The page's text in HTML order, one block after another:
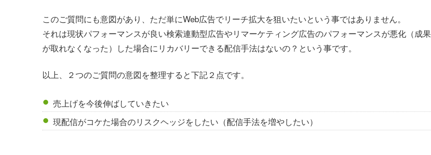
このご質問にも意図があり、ただ単にWeb広告でリーチ拡大を狙いたいという事ではありません。
それは現状パフォーマンスが良い検索連動型広告やリマーケティング広告のパフォーマンスが悪化（成果
が取れなくなった）した場合にリカバリーできる配信手法はないの？という事です。
以上、２つのご質問の意図を整理すると下記２点です。
売上げを今後伸ばしていきたい
現配信がコケた場合のリスクヘッジをしたい（配信手法を増やしたい）